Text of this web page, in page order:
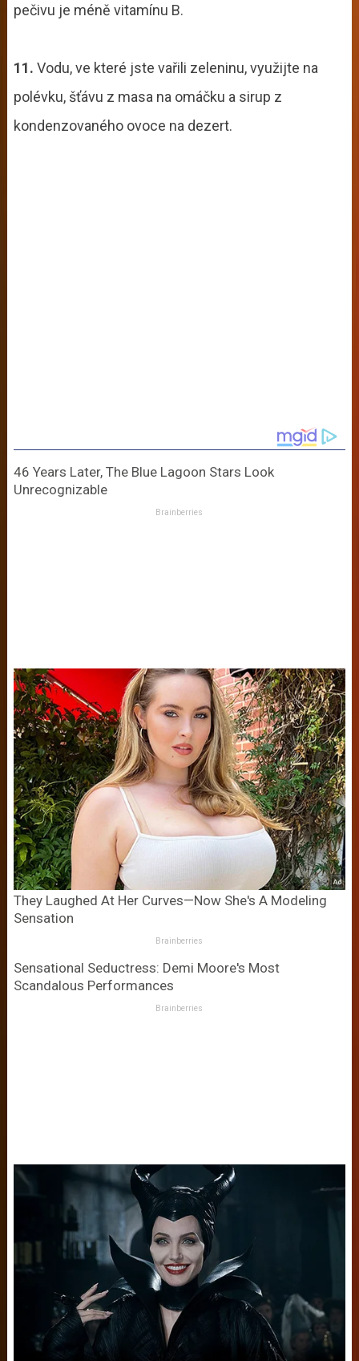
pečivu je méně vitamínu B.
11. Vodu, ve které jste vařili zeleninu, využijte na
polévku, šťávu z masa na omáčku a sirup z
kondenzovaného ovoce na dezert.
46 Years Later, The Blue Lagoon Stars Look
Unrecognizable
Brainberries
They Laughed At Her Curves—Now She's A Modeling
Sensation
Brainberries
Sensational Seductress: Demi Moore's Most
Scandalous Performances
Brainberries